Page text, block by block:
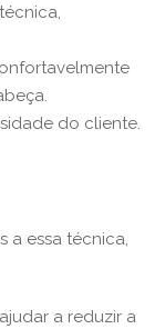
do cliente.
a essa técnica,
a reduzir a